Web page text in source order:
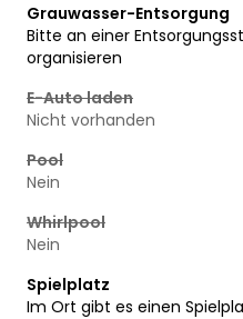
Grauwasser-Entsorgung
Bitte an einer
organisieren
E-Auto laden
Nicht vorhanden
Pool
Nein
Whirlpool
Nein
Spielplatz
Im Ort gibt es einen